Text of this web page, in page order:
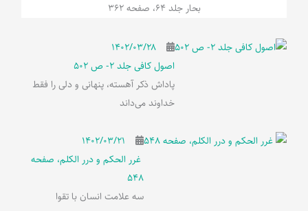
بحار جلد 64، صفحه 362
۱۴۰۲/۰۳/۲۸
اصول کافی جلد 2- ص 502
پاداش ذکر آهسته، پنهانی و دلی را فقط
خداوند می‌داند
۱۴۰۲/۰۳/۲۱
غرر الحکم و درر الکلم، صفحه
548
سه علامت انسان با تقوا